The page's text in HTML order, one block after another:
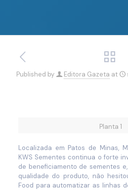
Published by Editora Gazeta at
Planta 1
Localizada em Patos de Minas,
KWS Sementes continua o forte
de beneficiamento de sementes
qualidade do produto, não
Food para automatizar as linhas